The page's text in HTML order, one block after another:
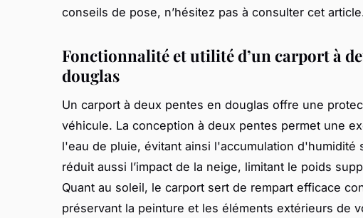
conseils de pose, n’hésitez pas à consulter cet
Fonctionnalité et utilité d’un carport à
douglas
Un carport à deux pentes en douglas offre une
véhicule. La conception à deux pentes permet une
l'eau de pluie, évitant ainsi l'accumulation d'humidité
réduit aussi l’impact de la neige, limitant le poids
Quant au soleil, le carport sert de rempart efficace
préservant la peinture et les éléments extérieurs de